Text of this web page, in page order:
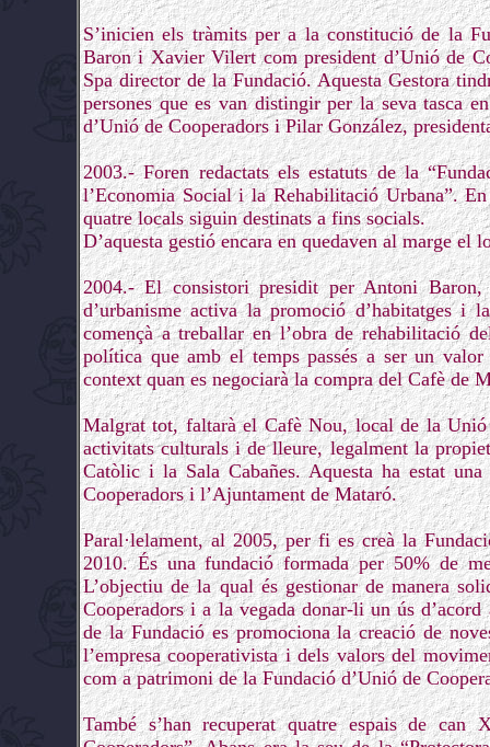
S’inicien els tràmits per a la constitució de la
Baron i Xavier Vilert com president d’Unió de
Spa director de la Fundació. Aquesta Gestora
persones que es van distingir per la seva tasca
d’Unió de Cooperadors i Pilar González,
2003.- Foren redactats els estatuts de la
l’Economia Social i la Rehabilitació Urbana”.
quatre locals siguin destinats a fins socials.
D’aquesta gestió encara en quedaven al marge
2004.- El consistori presidit per Antoni
d’urbanisme activa la promoció d’habitatges
començà a treballar en l’obra de rehabilitació
política que amb el temps passés a ser un
context quan es negociarà la compra del Cafè de
Malgrat tot, faltarà el Cafè Nou, local de la
activitats culturals i de lleure, legalment la
Catòlic i la Sala Cabañes. Aquesta ha estat
Cooperadors i l’Ajuntament de Mataró.
Paral·lelament, al 2005, per fi es creà la
2010. És una fundació formada per 50% de
L’objectiu de la qual és gestionar de manera
Cooperadors i a la vegada donar-li un ús
de la Fundació es promociona la creació de
l’empresa cooperativista i dels valors del
com a patrimoni de la Fundació d’Unió de
També s’han recuperat quatre espais de can